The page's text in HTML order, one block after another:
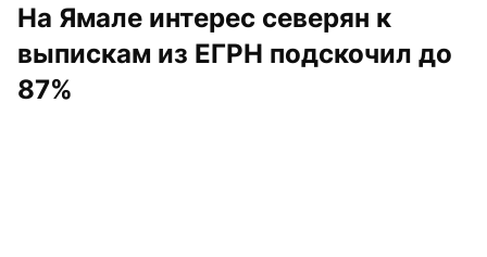
На Ямале интерес северян к
выпискам из ЕГРН подскочил до
87%